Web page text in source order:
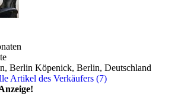
Berlin Köpenick, Berlin, Deutschland
Artikel des Verkäufers (7)